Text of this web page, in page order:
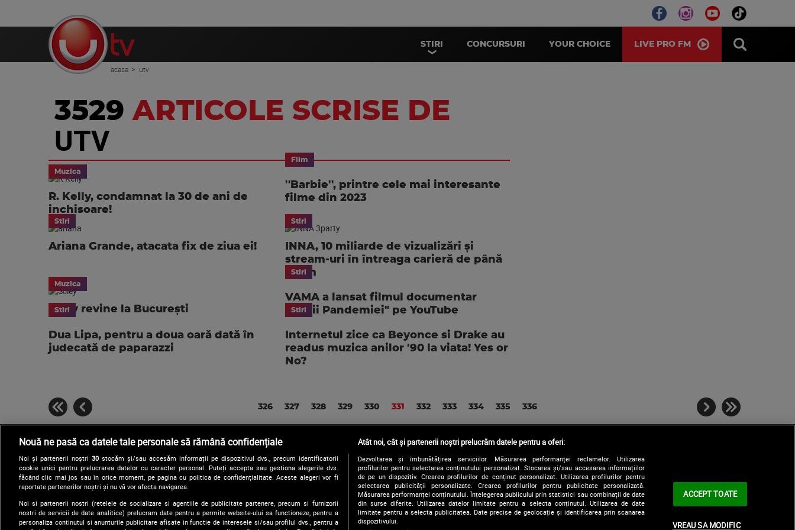
STIRI CONCURSURI YOUR CHOICE LIVE PRO FM
acasa utv
3529 ARTICOLE SCRISE DE
UTV
Muzica
R. Kelly, condamnat la 30 de ani de
inchisoare!
Film
''Barbie'', printre cele mai interesante
filme din 2023
Stiri
Ariana Grande, atacata fix de ziua ei!
Stiri
INNA, 10 miliarde de vizualizări și
stream-uri în întreaga carieră de până
acum
Muzica
Sóley revine la București
Stiri
VAMA a lansat filmul documentar
"Regii Pandemiei" pe YouTube
Stiri
Dua Lipa, pentru a doua oară dată în
judecată de paparazzi
Stiri
Internetul zice ca Beyonce si Drake au
readus muzica anilor '90 la viata! Yes or
No?
326 327 328 329 330 331 332 333 334 335 336
Urmărește-ne și pe:
Copyright © 2026 / DIGI ROMANIA S.A.
Arhiva
Comunicate de presă Politica de confidentialitate Termeni si conditii Gestionați preferințele| Contact/Info Codul etic
Nouă ne pasă ca datele tale personale să rămână confidențiale
Noi și partenerii noștri 30stocăm și/sau accesăm informații pe dispozitivul dvs., precum identificatorii
cookie unici pentru prelucrarea datelor cu caracter personal. Puteți accepta sau gestiona alegerile dvs.
făcând clic mai jos sau în orice moment, pe pagina cu politica de confidențialitate. Aceste alegeri vor fi
raportate partenerilor noștri și nu vă vor afecta navigarea.
Noi si partenerii nostri (retelele de socializare si agentiile de publicitate partenere, precum si furnizorii
nostri de servicii de date analitice) prelucram date pentru a permite website-ului sa functioneze, pentru a
personaliza continutul si anunturile publicitare afisate in functie de interesele si/sau profilul dvs., pentru a
Atât noi, cât și partenerii noștri prelucrăm datele pentru a oferi:
Dezvoltarea și îmbunătățirea serviciilor. Măsurarea performanței reclamelor. Utilizarea
profilurilor pentru selectarea conținutului personalizat. Stocarea și/sau accesarea informațiilor
de pe un dispozitiv. Crearea profilurilor de conținut personalizat. Utilizarea profilurilor pentru
selectarea publicității personalizate. Crearea profilurilor pentru publicitate personalizată.
Măsurarea performanței conținutului. Înțelegerea publicului prin statistici sau combinații de date
din surse diferite. Utilizarea datelor limitate pentru a selecta conținutul. Utilizarea de date
limitate pentru a selecta publicitatea. Date precise de geolocație și identificarea prin scanarea
dispozitivului.
ACCEPT TOATE
VREAU SA MODIFIC